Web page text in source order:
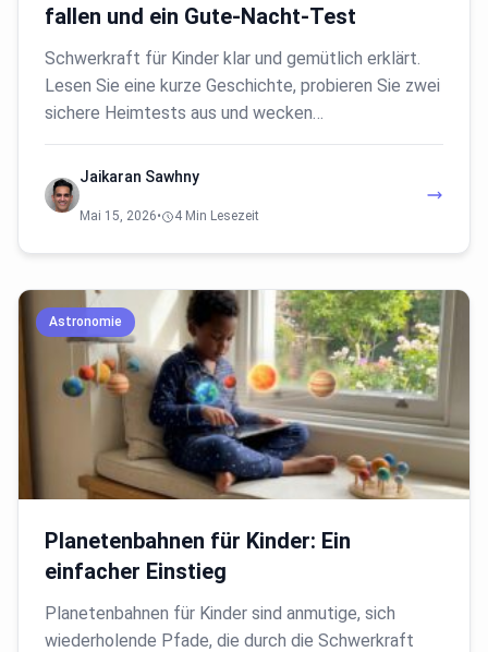
fallen und ein Gute-Nacht-Test
Schwerkraft für Kinder klar und gemütlich erklärt.
Lesen Sie eine kurze Geschichte, probieren Sie zwei
sichere Heimtests aus und wecken…
Jaikaran Sawhny
Mai 15, 2026• 4 Min Lesezeit
Astronomie
Planetenbahnen für Kinder: Ein
einfacher Einstieg
Planetenbahnen für Kinder sind anmutige, sich
wiederholende Pfade, die durch die Schwerkraft